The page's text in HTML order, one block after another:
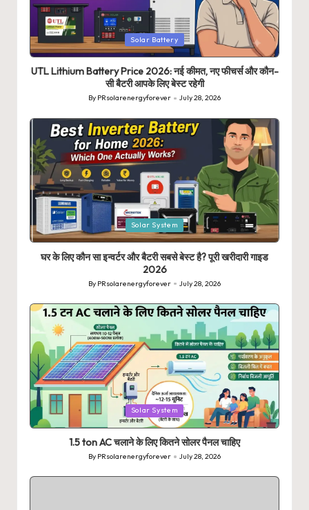
Posted
in
Solar Battery
UTL Lithium Battery Price 2026: नई कीमत, नए फीचर्स और कौन-
सी बैटरी आपके लिए बेस्ट रहेगी
Posted
By PRsolarenergyforever July 28, 2026
Posted
in
Solar System
घर के लिए कौन सा इन्वर्टर और बैटरी सबसे बेस्ट है? पूरी खरीदारी गाइड
2026
Posted
By PRsolarenergyforever July 28, 2026
Posted
in
Solar System
1.5 ton AC चलाने के लिए कितने सोलर पैनल चाहिए
Posted
by
By PRsolarenergyforever July 28, 2026